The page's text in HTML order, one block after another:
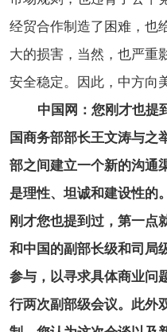
经贸合作制造了困难，也
大的损害，当然，也严重
安全稳定。因此，中方向
中国网：您刚才也提
国商务部部长王文涛与之
部之间建立一个新的沟通
是理性、坦诚和建设性的
刚才您也提到过，第一点
和中国的副部长级和司局
参与，以寻求具体商业问
行两次副部级会议。此外